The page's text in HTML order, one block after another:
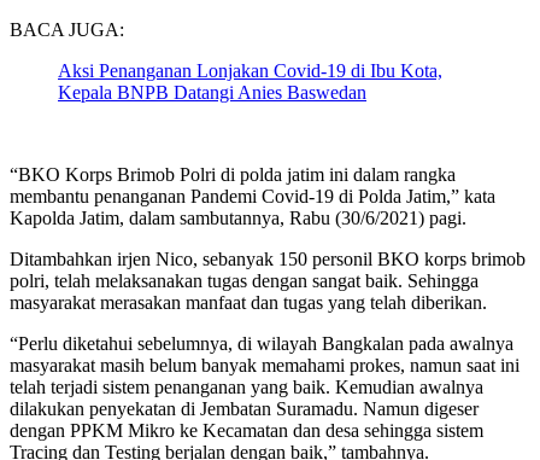
BACA JUGA:
Aksi Penanganan Lonjakan Covid-19 di Ibu Kota,
Kepala BNPB Datangi Anies Baswedan
“BKO Korps Brimob Polri di polda jatim ini dalam rangka
membantu penanganan Pandemi Covid-19 di Polda Jatim,” kata
Kapolda Jatim, dalam sambutannya, Rabu (30/6/2021) pagi.
Ditambahkan irjen Nico, sebanyak 150 personil BKO korps brimob
polri, telah melaksanakan tugas dengan sangat baik. Sehingga
masyarakat merasakan manfaat dan tugas yang telah diberikan.
“Perlu diketahui sebelumnya, di wilayah Bangkalan pada awalnya
masyarakat masih belum banyak memahami prokes, namun saat ini
telah terjadi sistem penanganan yang baik. Kemudian awalnya
dilakukan penyekatan di Jembatan Suramadu. Namun digeser
dengan PPKM Mikro ke Kecamatan dan desa sehingga sistem
Tracing dan Testing berjalan dengan baik,” tambahnya.